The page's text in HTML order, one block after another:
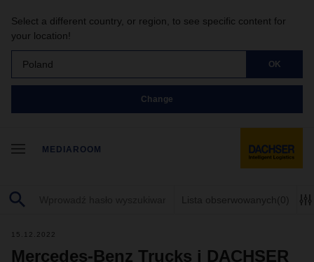
Select a different country, or region, to see specific content for
your location!
Poland OK
Change
MEDIAROOM
Lista obserwowanych (0)
15.12.2022
Mercedes-Benz Trucks i DACHSER